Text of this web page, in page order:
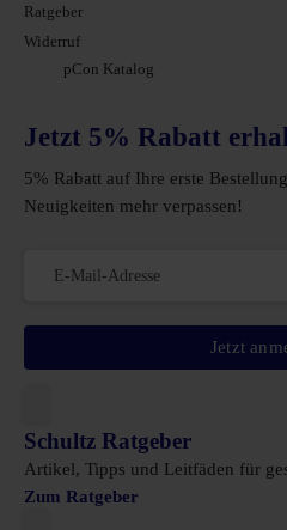
Ratgeber
Widerruf
pCon Katalog
Jetzt 5% Rabatt
5% Rabatt auf Ihre erste
Neuigkeiten mehr verpassen!
Jetzt
Schultz Ratgeber
Artikel, Tipps und Leitfäden für
Zum Ratgeber